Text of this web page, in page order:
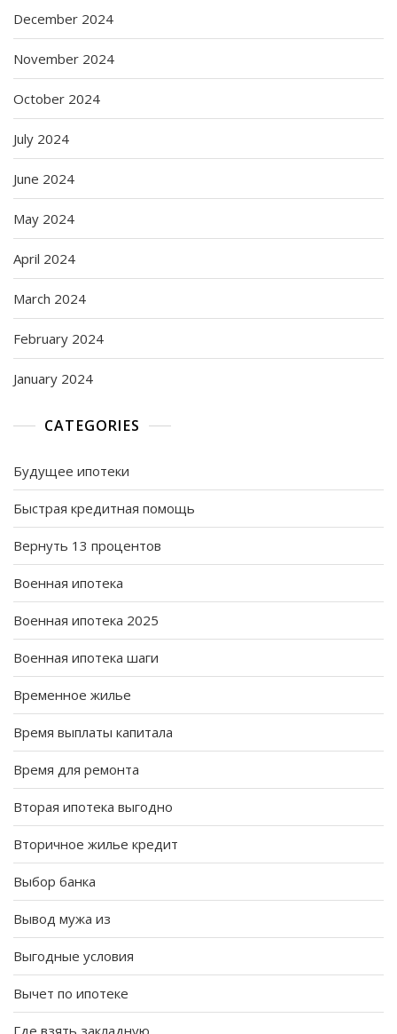
December 2024
November 2024
October 2024
July 2024
June 2024
May 2024
April 2024
March 2024
February 2024
January 2024
CATEGORIES
Будущее ипотеки
Быстрая кредитная помощь
Вернуть 13 процентов
Военная ипотека
Военная ипотека 2025
Военная ипотека шаги
Временное жилье
Время выплаты капитала
Время для ремонта
Вторая ипотека выгодно
Вторичное жилье кредит
Выбор банка
Вывод мужа из
Выгодные условия
Вычет по ипотеке